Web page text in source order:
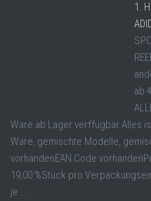
1.
ab
Ware ab Lager verffügbar.Alles
Ware, gemischte Modelle,
vorhandenEAN Code
19,00 %Stück pro
je ...